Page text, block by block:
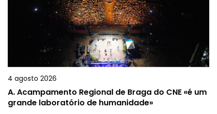
4 agosto 2026
A.Acampamento Regional de Braga do CNE «é um
grande laboratório de humanidade»